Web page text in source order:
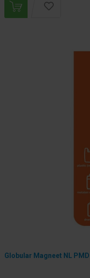
Globular Magneet NL PMD